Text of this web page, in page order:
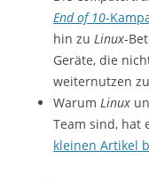
End of 10-
hin zu Linux-
Geräte, die
weiternutzen
Warum Linux
Team sind, hat
kleinen Artikel